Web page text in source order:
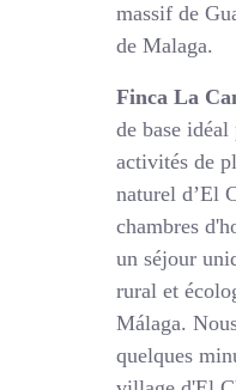
massif de
de Malaga.
Finca La
de base
activités de
naturel d’El
chambres
un séjour
rural et
Málaga.
quelques